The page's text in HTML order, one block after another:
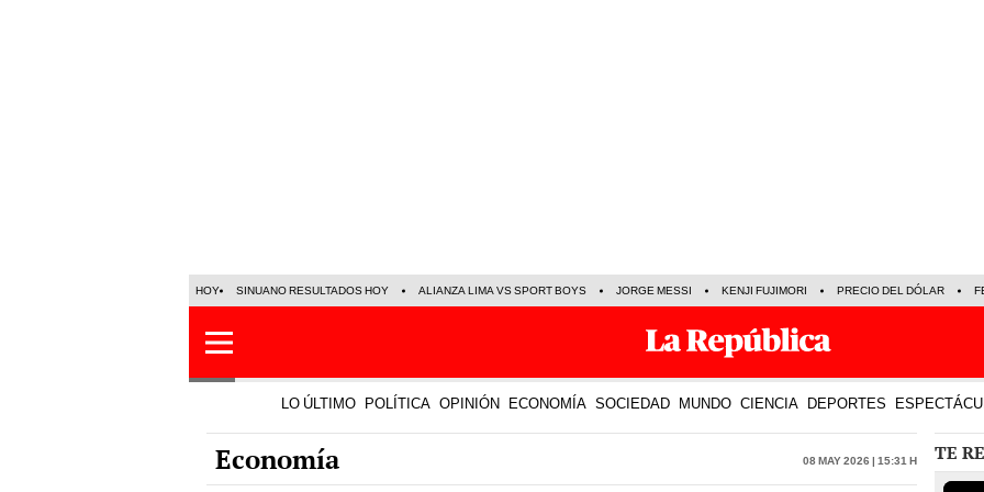
HOY SINUANO RESULTADOS HOY ALIANZA LIMA VS SPORT BOYS JORGE MESSI KENJI FUJIMORI PRECIO DEL DÓLAR
LO ÚLTIMO POLÍTICA OPINIÓN ECONOMÍA SOCIEDAD MUNDO CIENCIA DEPORTES
Economía 08 May 2026 | 15:31 h TE